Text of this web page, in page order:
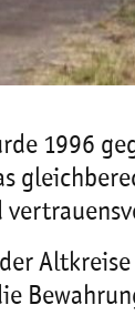
1996